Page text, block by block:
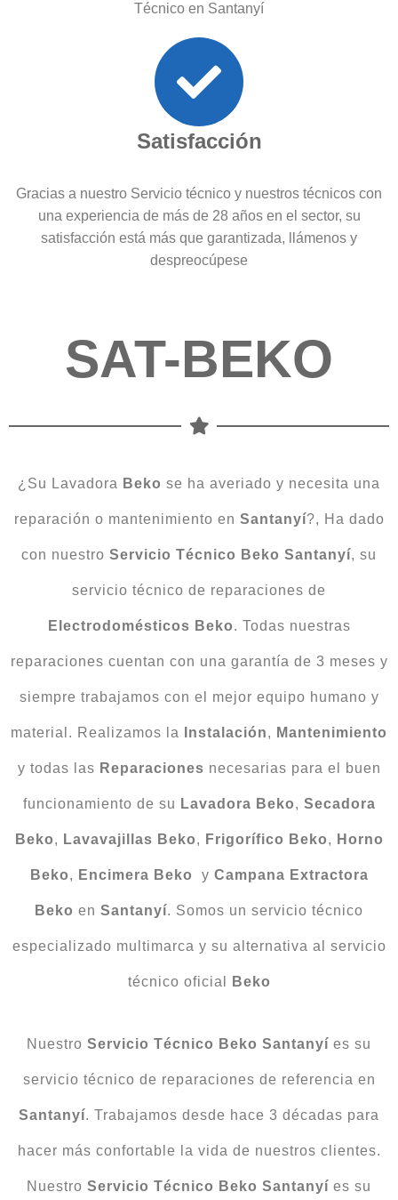
Técnico en Santanyí
Satisfacción
Gracias a nuestro Servicio técnico y nuestros técnicos con
una experiencia de más de 28 años en el sector, su
satisfacción está más que garantizada, llámenos y
despreocúpese
SAT-BEKO
¿Su Lavadora Beko se ha averiado y necesita una
reparación o mantenimiento en Santanyí?, Ha dado
con nuestro Servicio Técnico Beko Santanyí, su
servicio técnico de reparaciones de
Electrodomésticos Beko. Todas nuestras
reparaciones cuentan con una garantía de 3 meses y
siempre trabajamos con el mejor equipo humano y
material. Realizamos la Instalación, Mantenimiento
y todas las Reparaciones necesarias para el buen
funcionamiento de su Lavadora Beko, Secadora
Beko, Lavavajillas Beko, Frigorífico Beko, Horno
Beko, Encimera Beko y Campana Extractora
Beko en Santanyí. Somos un servicio técnico
especializado multimarca y su alternativa al servicio
técnico oficial Beko
Nuestro Servicio Técnico Beko Santanyí es su
servicio técnico de reparaciones de referencia en
Santanyí. Trabajamos desde hace 3 décadas para
hacer más confortable la vida de nuestros clientes.
Nuestro Servicio Técnico Beko Santanyí es su